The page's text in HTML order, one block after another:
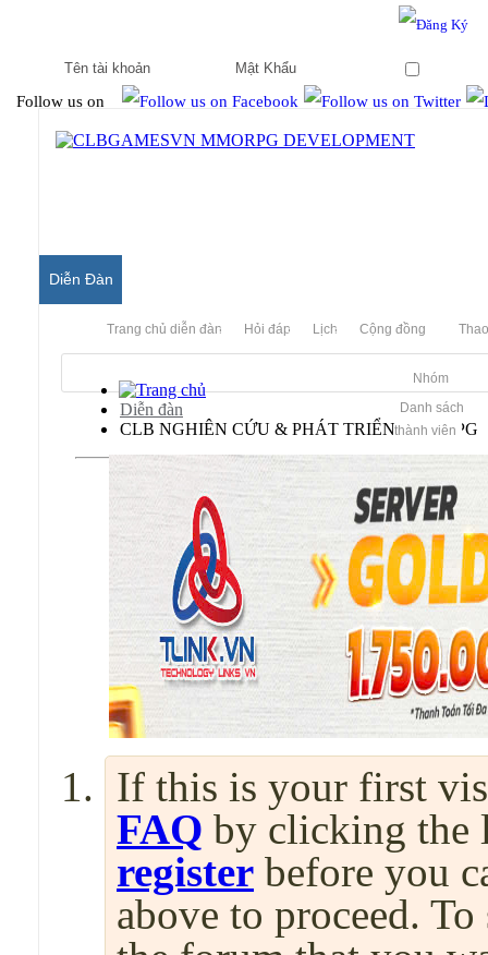
Follow us on
Diễn Đàn
Trang chủ diễn đàn Hỏi đáp Lịch Cộng đồng
Nhóm
Danh sách
thành viên
Diễn đàn
CLB NGHIÊN CỨU & PHÁT TRIỂN MMORPG
If this is your first
FAQ by clicking the
register before you
above to proceed.